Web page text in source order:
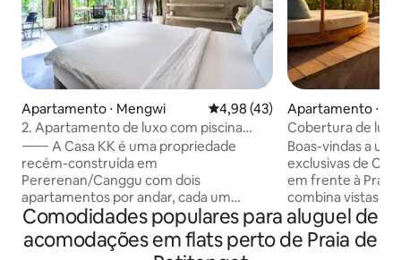
Apartamento ⋅ Mengwi 4,98 de uma avaliação média
4,98 (43)
2. Apartamento de luxo com piscina
agradável na selva
⸻ A Casa KK é uma propriedade
recém-construída em
Pererenan/Canggu com dois
apartamentos por andar, cada um
compartilhando uma piscina. A apenas 5
minutos de clubes de praia como La
Brisa, é ideal para uma estadia central,
Apartamento ⋅
Cobertura de
piscina privativa e
Boas-vindas a
exclusivas de
em frente à Praia
combina vistas
mar, design
no vibrante bairro de
som das ondas e
Comodidades populares para aluguel de
acomodações em flats perto de Praia de